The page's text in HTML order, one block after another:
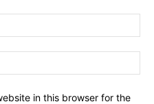
in this browser for the